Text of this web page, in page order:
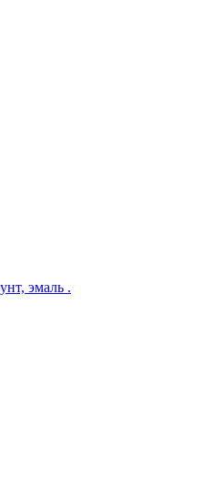
эмаль .